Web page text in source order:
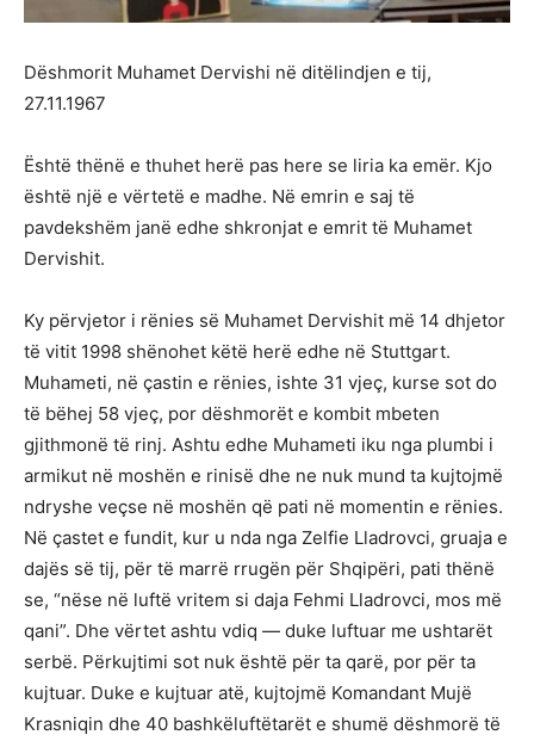
Dëshmorit Muhamet Dervishi në ditëlindjen e tij,
27.11.1967
Është thënë e thuhet herë pas here se liria ka emër. Kjo
është një e vërtetë e madhe. Në emrin e saj të
pavdekshëm janë edhe shkronjat e emrit të Muhamet
Dervishit.
Ky përvjetor i rënies së Muhamet Dervishit më 14 dhjetor
të vitit 1998 shënohet këtë herë edhe në Stuttgart.
Muhameti, në çastin e rënies, ishte 31 vjeç, kurse sot do
të bëhej 58 vjeç, por dëshmorët e kombit mbeten
gjithmonë të rinj. Ashtu edhe Muhameti iku nga plumbi i
armikut në moshën e rinisë dhe ne nuk mund ta kujtojmë
ndryshe veçse në moshën që pati në momentin e rënies.
Në çastet e fundit, kur u nda nga Zelfie Lladrovci, gruaja e
dajës së tij, për të marrë rrugën për Shqipëri, pati thënë
se, “nëse në luftë vritem si daja Fehmi Lladrovci, mos më
qani”. Dhe vërtet ashtu vdiq — duke luftuar me ushtarët
serbë. Përkujtimi sot nuk është për ta qarë, por për ta
kujtuar. Duke e kujtuar atë, kujtojmë Komandant Mujë
Krasniqin dhe 40 bashkëluftëtarët e shumë dëshmorë të